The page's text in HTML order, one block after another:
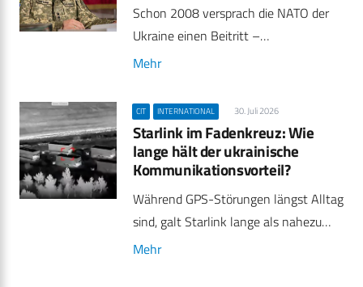
Schon 2008 versprach die NATO der
Ukraine einen Beitritt –…
Mehr
CIT INTERNATIONAL 30. Juli 2026
Starlink im Fadenkreuz: Wie
lange hält der ukrainische
Kommunikationsvorteil?
Während GPS-Störungen längst Alltag
sind, galt Starlink lange als nahezu…
Mehr